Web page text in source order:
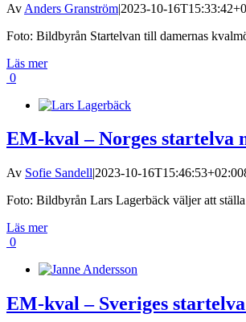
Av Anders Granström|2023-10-
Foto: Bildbyrån Startelvan till damernas
Läs mer
0
EM-kval – Norges startelva
Av Sofie Sandell|2023-10-16T15:46:53+02:00
Foto: Bildbyrån Lars Lagerbäck väljer att
Läs mer
0
EM-kval – Sveriges